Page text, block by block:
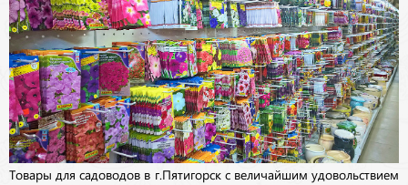
Товары для садоводов в г.Пятигорск с величайшим удовольствием